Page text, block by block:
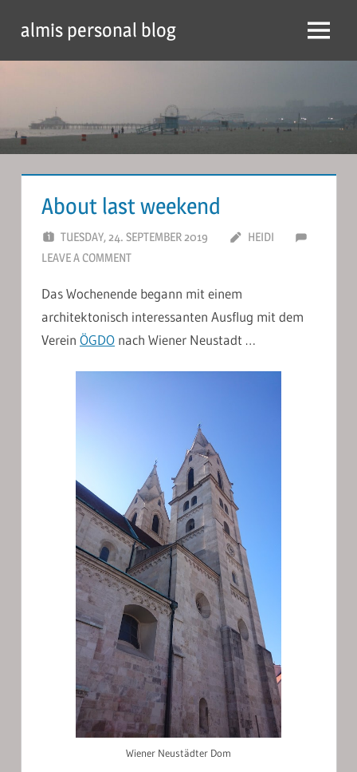
content
almis personal blog Menu
About last weekend
TUESDAY, 24. SEPTEMBER 2019
HEIDI
LEAVE A COMMENT
Das Wochenende begann mit einem
architektonisch interessanten Ausflug mit dem
Verein ÖGDO nach Wiener Neustadt …
Wiener Neustädter Dom